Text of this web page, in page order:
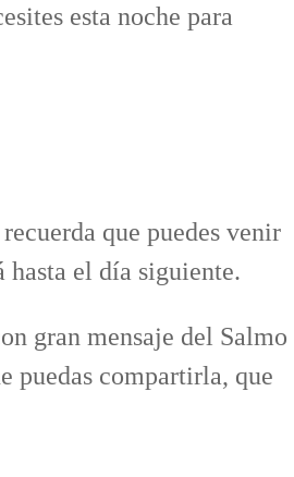
esta noche para
que puedes venir
hasta el día siguiente.
gran mensaje del Salmo
puedas compartirla, que